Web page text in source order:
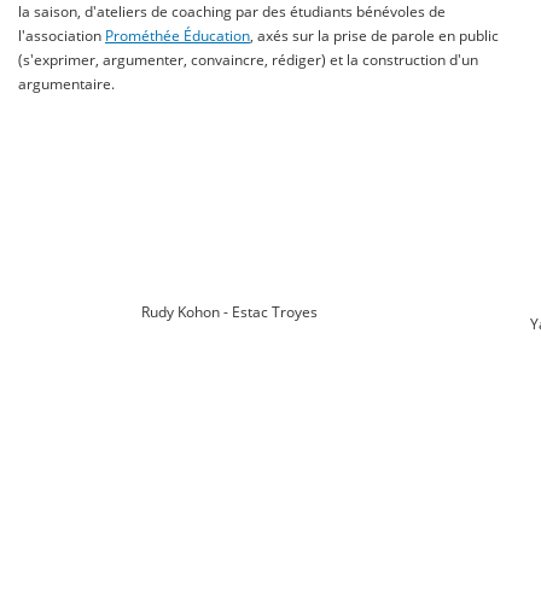
la saison, d'ateliers de coaching par des étudiants bénévoles de
l'association Prométhée Éducation, axés sur la prise de parole en public
(s'exprimer, argumenter, convaincre, rédiger) et la construction d'un
argumentaire.
Rudy Kohon - Estac Troyes